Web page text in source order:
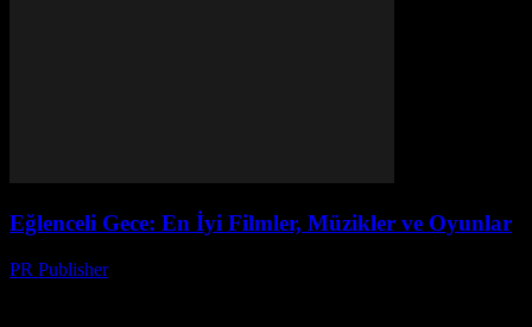
Eğlenceli Gece: En İyi Filmler, Müzikler ve Oyunlar
PR Publisher-